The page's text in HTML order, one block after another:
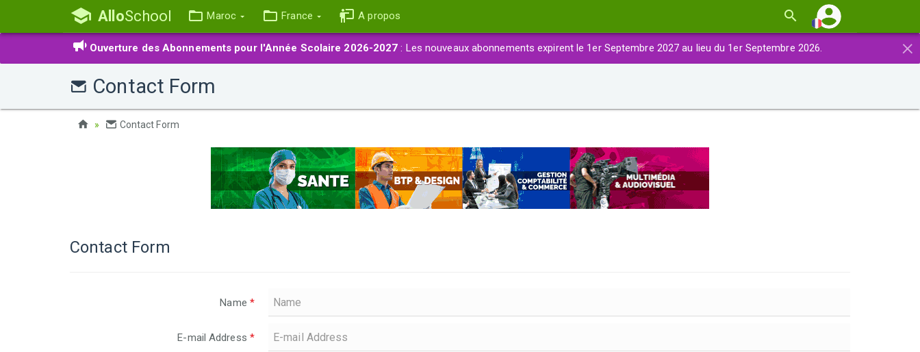
AlloSchool Maroc France A propos
×
Ouverture des Abonnements pour l'Année Scolaire 2026-2027 : Les nouveaux abonnements expirent le 1er Septembre 2027 au lieu du 1er Septembre 2026.
Contact Form
Contact Form
Contact Form
Name *
E-mail Address *